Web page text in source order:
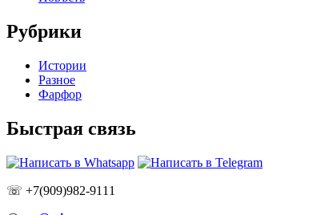
Рубрики
Истории
Разное
Фарфор
Быстрая связь
☏ +7(909)982-9111